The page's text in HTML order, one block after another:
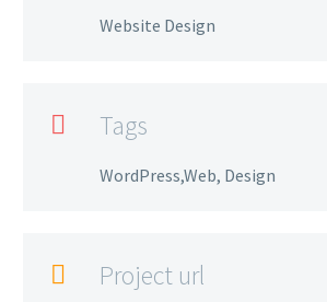
Website Design
 Tags
WordPress,Web, Design
 Project url